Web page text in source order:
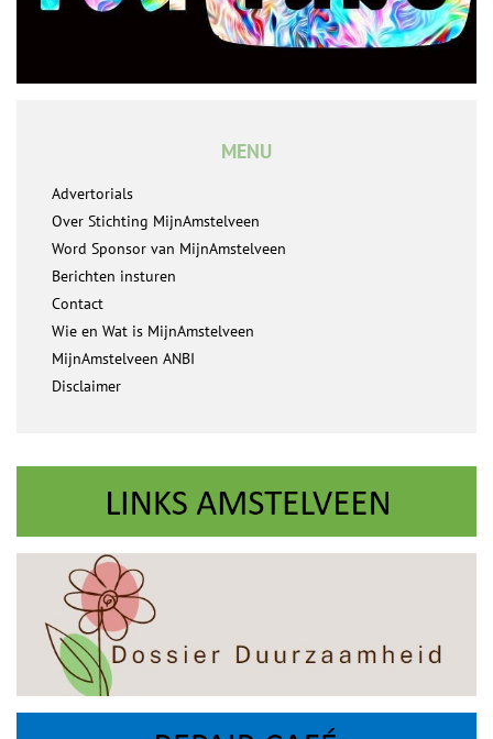
MENU
Advertorials
Over Stichting MijnAmstelveen
Word Sponsor van MijnAmstelveen
Berichten insturen
Contact
Wie en Wat is MijnAmstelveen
MijnAmstelveen ANBI
Disclaimer